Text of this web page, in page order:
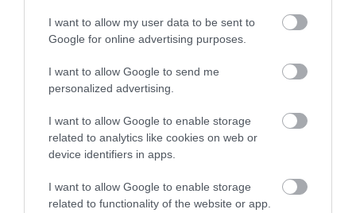
I want to allow my user data to be sent to
Google for online advertising purposes.
I want to allow Google to send me
personalized advertising.
I want to allow Google to enable storage
related to analytics like cookies on web or
device identifiers in apps.
I want to allow Google to enable storage
related to functionality of the website or app.
Ķīnā strādājošais latviešu
nozīmīgu lomu, taču
brīdina par lielāko
izaicinājumu
uzvaras –
Bedrītis/Rinkevičs iekļūst
Tik nežēlīgi! Ostapenko parāda, ar ko
profesionāliem sportistiem nākas